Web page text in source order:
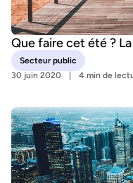
Que faire cet été ?
Secteur public
30 juin 2020
4 min de